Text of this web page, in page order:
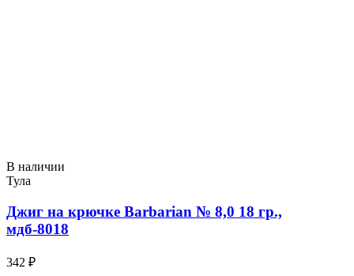
В наличии
Тула
Джиг на крючке Barbarian № 8,0 18 гр.,
мдб-8018
342 ₽